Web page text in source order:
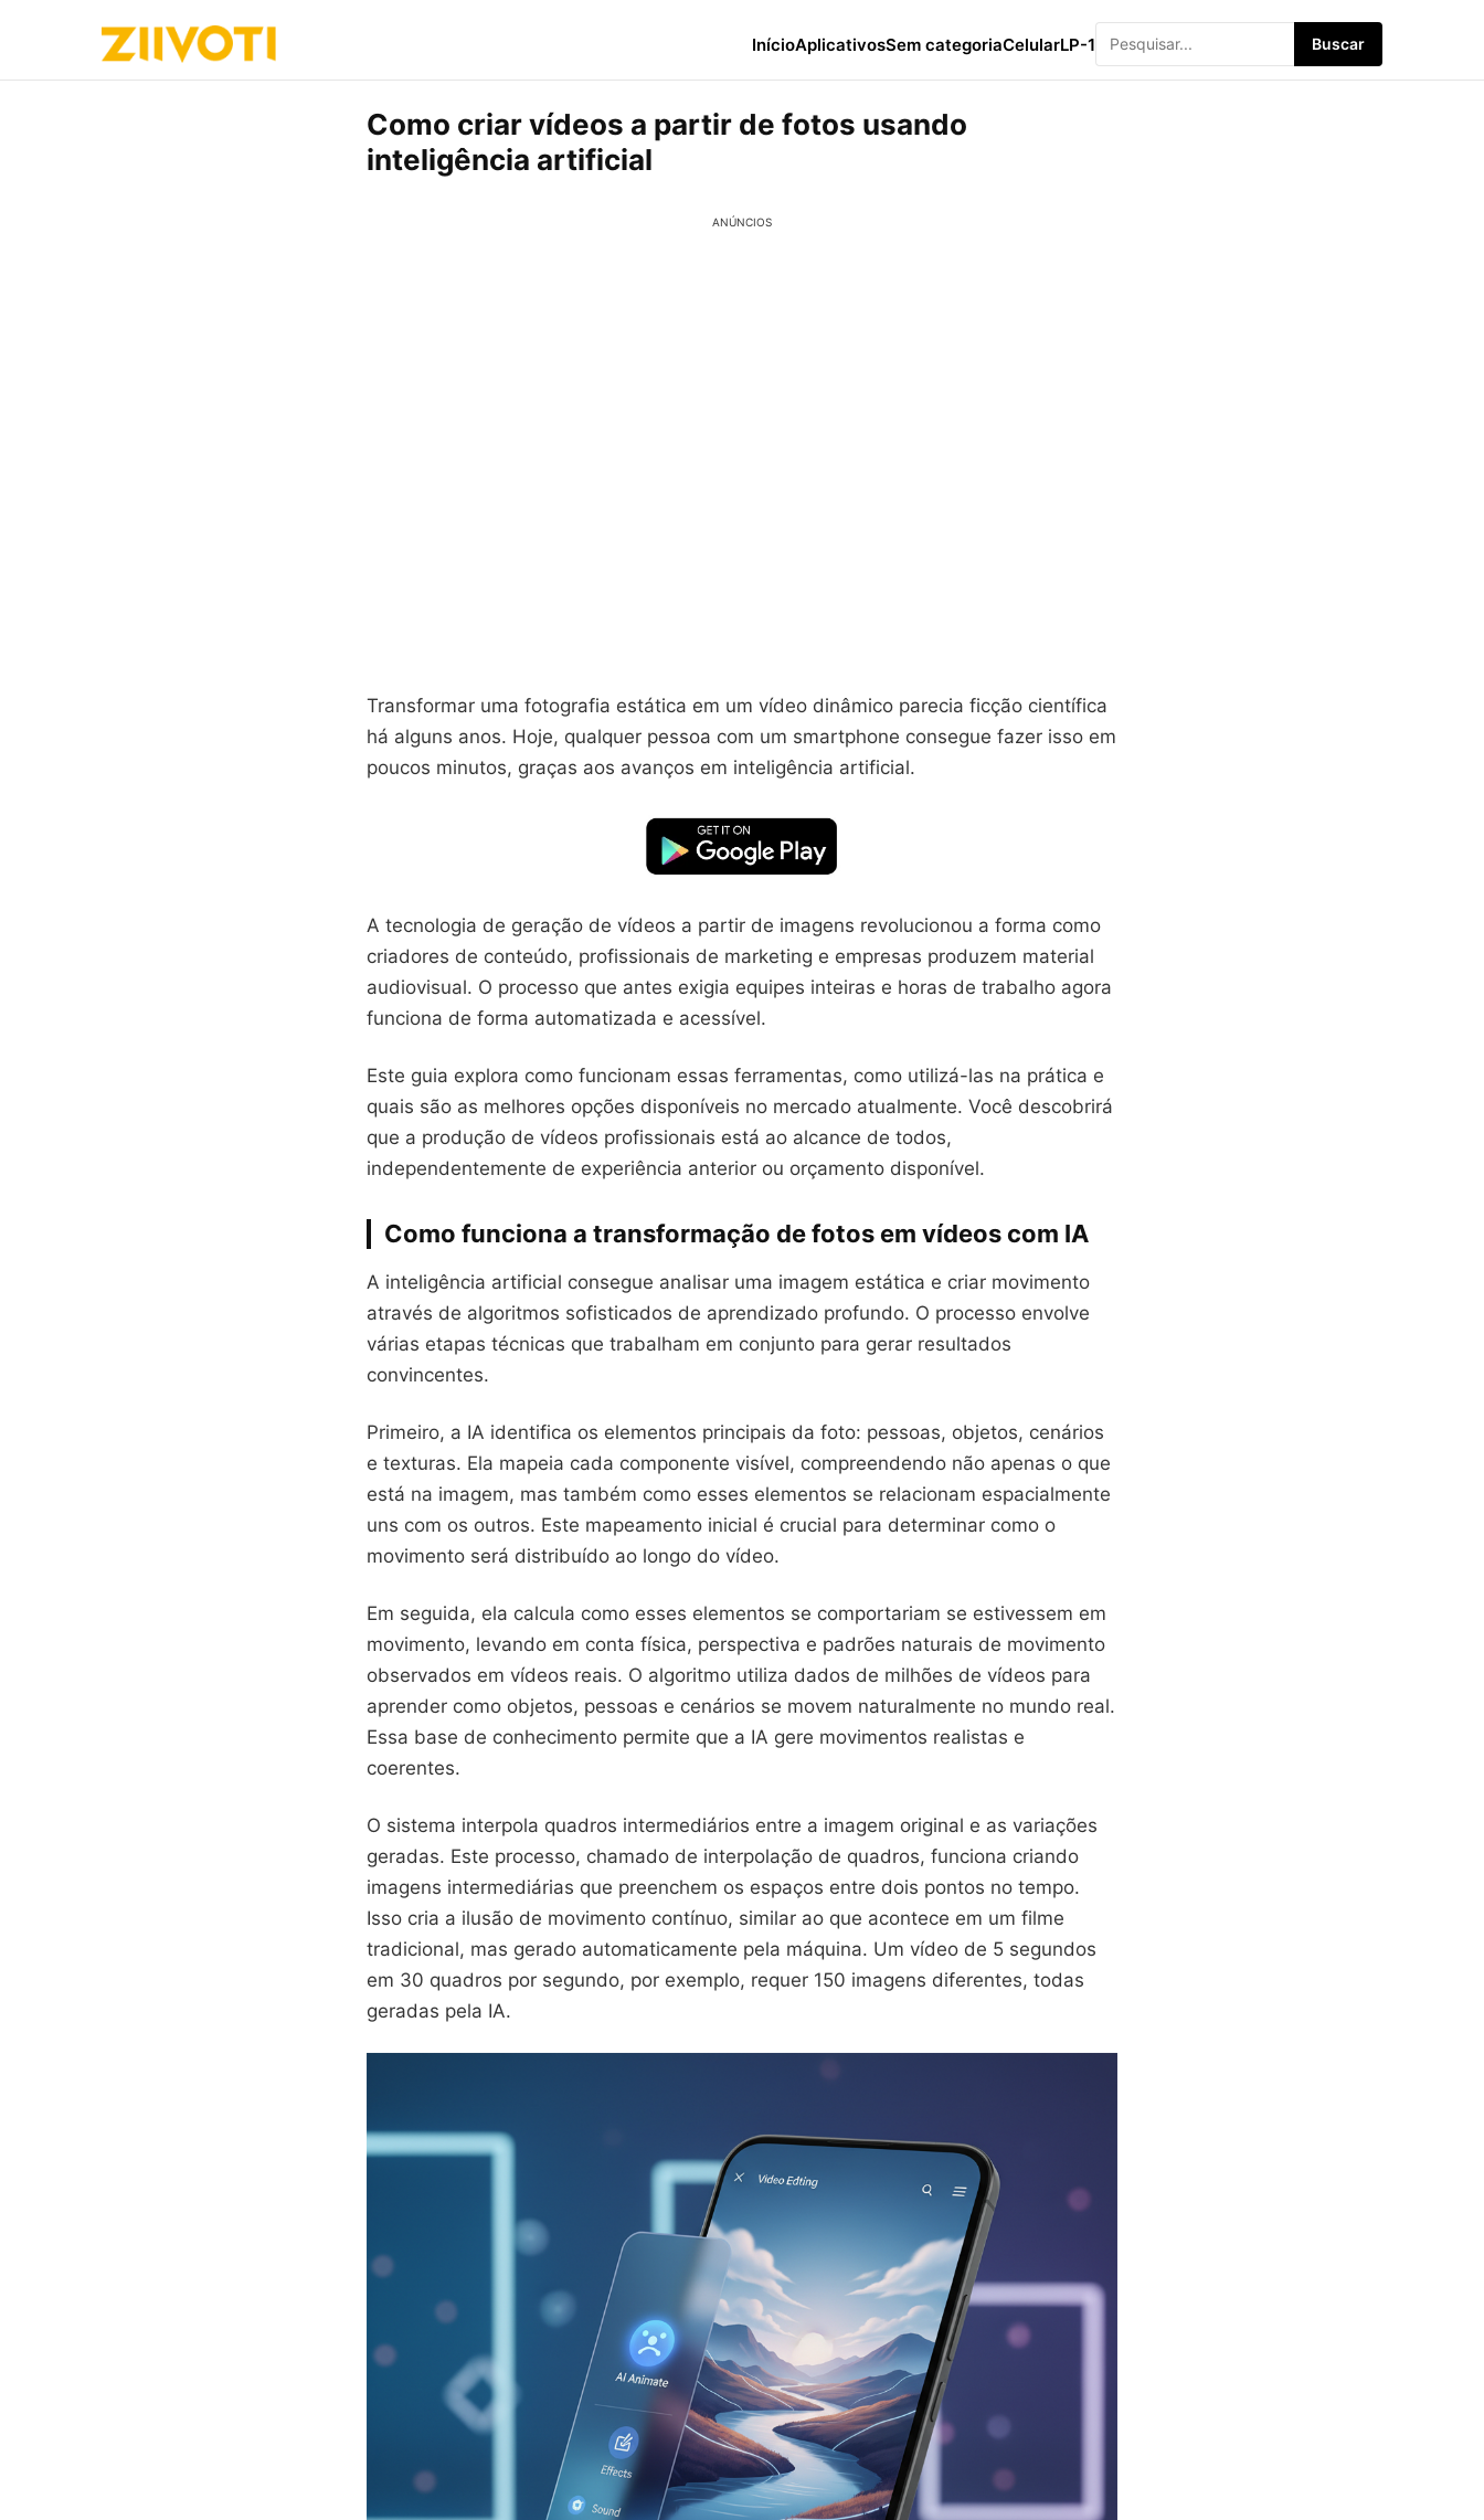
InícioAplicativosSem categoriaCelularLP-1 Buscar
Como criar vídeos a partir de fotos usando
inteligência artificial
ANÚNCIOS
Transformar uma fotografia estática em um vídeo dinâmico parecia ficção científica
há alguns anos. Hoje, qualquer pessoa com um smartphone consegue fazer isso em
poucos minutos, graças aos avanços em inteligência artificial.
A tecnologia de geração de vídeos a partir de imagens revolucionou a forma como
criadores de conteúdo, profissionais de marketing e empresas produzem material
audiovisual. O processo que antes exigia equipes inteiras e horas de trabalho agora
funciona de forma automatizada e acessível.
Este guia explora como funcionam essas ferramentas, como utilizá-las na prática e
quais são as melhores opções disponíveis no mercado atualmente. Você descobrirá
que a produção de vídeos profissionais está ao alcance de todos,
independentemente de experiência anterior ou orçamento disponível.
Como funciona a transformação de fotos em vídeos com IA
A inteligência artificial consegue analisar uma imagem estática e criar movimento
através de algoritmos sofisticados de aprendizado profundo. O processo envolve
várias etapas técnicas que trabalham em conjunto para gerar resultados
convincentes.
Primeiro, a IA identifica os elementos principais da foto: pessoas, objetos, cenários
e texturas. Ela mapeia cada componente visível, compreendendo não apenas o que
está na imagem, mas também como esses elementos se relacionam espacialmente
uns com os outros. Este mapeamento inicial é crucial para determinar como o
movimento será distribuído ao longo do vídeo.
Em seguida, ela calcula como esses elementos se comportariam se estivessem em
movimento, levando em conta física, perspectiva e padrões naturais de movimento
observados em vídeos reais. O algoritmo utiliza dados de milhões de vídeos para
aprender como objetos, pessoas e cenários se movem naturalmente no mundo real.
Essa base de conhecimento permite que a IA gere movimentos realistas e
coerentes.
O sistema interpola quadros intermediários entre a imagem original e as variações
geradas. Este processo, chamado de interpolação de quadros, funciona criando
imagens intermediárias que preenchem os espaços entre dois pontos no tempo.
Isso cria a ilusão de movimento contínuo, similar ao que acontece em um filme
tradicional, mas gerado automaticamente pela máquina. Um vídeo de 5 segundos
em 30 quadros por segundo, por exemplo, requer 150 imagens diferentes, todas
geradas pela IA.